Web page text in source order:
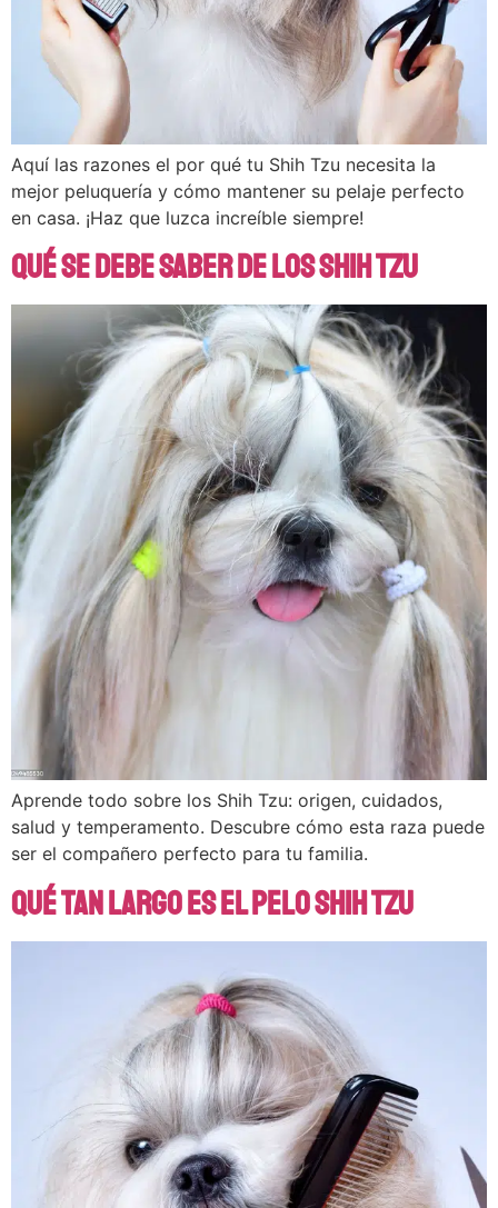
Aquí las razones el por qué tu Shih Tzu necesita la
mejor peluquería y cómo mantener su pelaje perfecto
en casa. ¡Haz que luzca increíble siempre!
Qué se debe saber de los Shih Tzu
Aprende todo sobre los Shih Tzu: origen, cuidados,
salud y temperamento. Descubre cómo esta raza puede
ser el compañero perfecto para tu familia.
Qué tan largo es el pelo Shih Tzu